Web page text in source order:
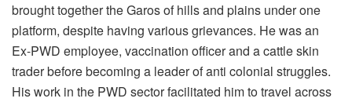
brought together the Garos of hills and plains under one
platform, despite having various grievances. He was an
Ex-PWD employee, vaccination officer and a cattle skin
trader before becoming a leader of anti colonial struggles.
His work in the PWD sector facilitated him to travel across